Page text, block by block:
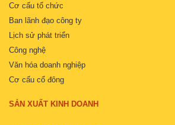
Cơ cấu tổ chức
Ban lãnh đạo công ty
Lịch sử phát triển
Công nghệ
Văn hóa doanh nghiệp
Cơ cấu cổ đông
SẢN XUẤT KINH DOANH